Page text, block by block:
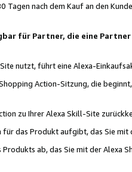
nach dem Kauf an den
für Partner, die eine
nutzt, führt eine Alexa-
Action-Sitzung, die
zu Ihrer Alexa Skill-Site
das Produkt aufgibt, das Sie mit
Produkts ab, das Sie mit der Alexa